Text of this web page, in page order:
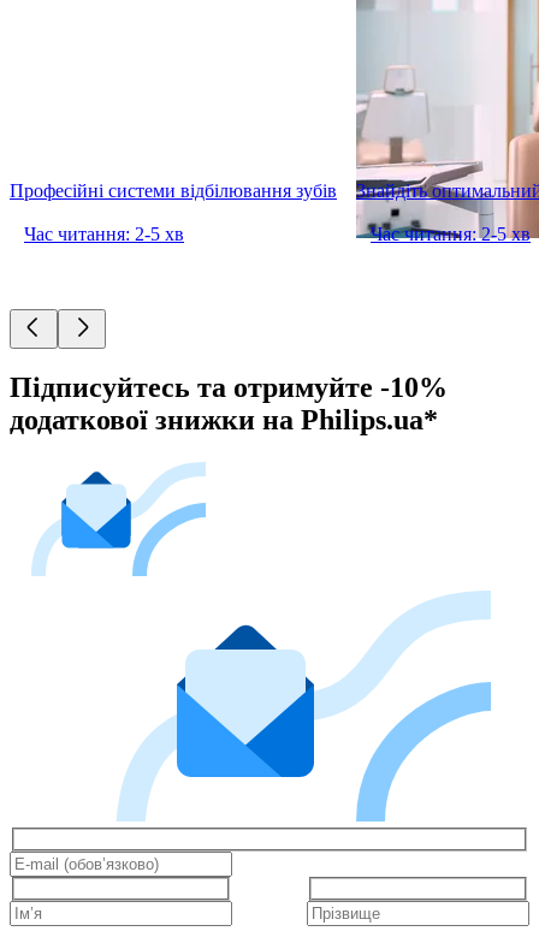
Професійні системи відбілювання зубів
Час читання: 2-5 хв
Знайдіть
Час читання: 2-5 хв
Підписуйтесь та отримуйте -10%
додаткової знижки на Philips.ua*